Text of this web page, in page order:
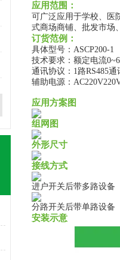
应用范围：
可广泛应用于学校、医
式商场商铺、批发市场
订货范例：
具体型号：ASCP200-1
技术要求：额定电流
通讯协议：1路RS485
辅助电源：
应用方案图
组网图
外形尺寸
接线方式
进户开关后带多路设备
分路开关后带单路设备
安装示意